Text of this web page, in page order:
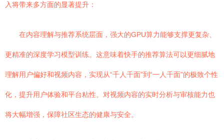
入将带来多方面的显著提升：
在内容理解与推荐系统层面，强大的GPU算力能够支撑更复杂、
更精准的深度学习模型训练。这意味着快手的推荐算法可以更细腻地
理解用户偏好和视频内容，实现从“千人千面”到“一人千面”的极致个性
化，提升用户体验和平台粘性。对视频内容的实时分析与审核能力也
将大幅增强，保障社区生态的健康与安全。